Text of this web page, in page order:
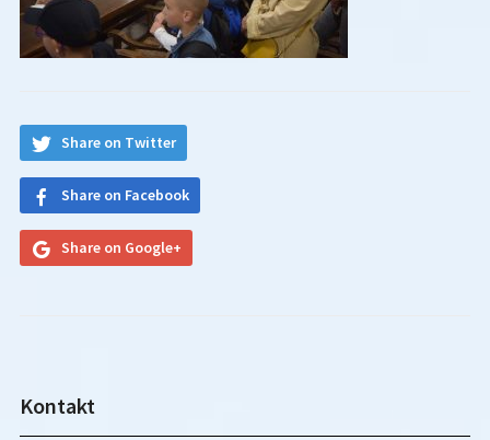
Share on Twitter
Share on Facebook
Share on Google+
Kontakt